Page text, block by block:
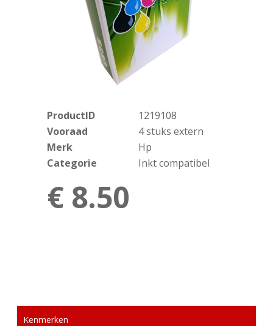
ProductID
1219108
Vooraad
4 stuks extern
Merk
Hp
Categorie
Inkt compatibel
€ 8.50
Kenmerken